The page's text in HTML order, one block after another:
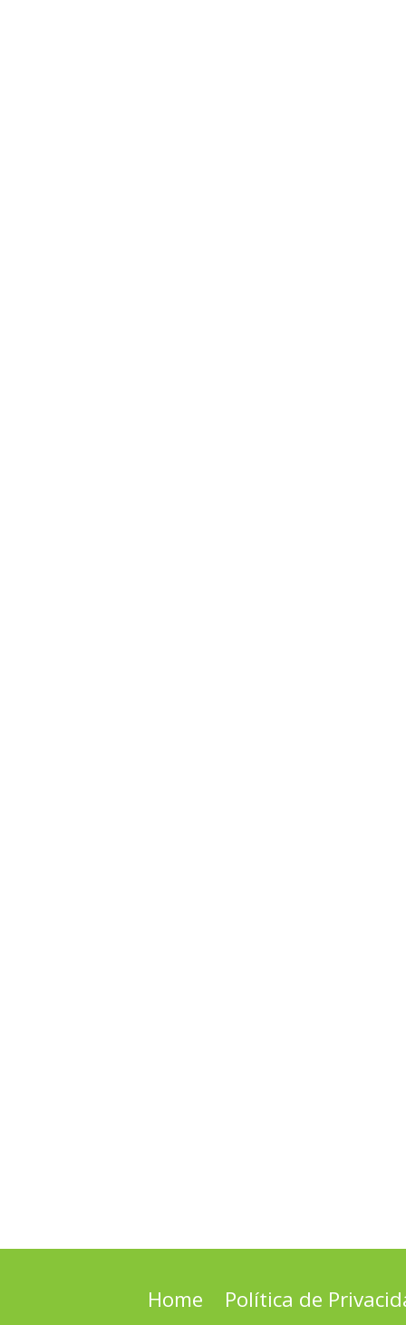
Home Política de